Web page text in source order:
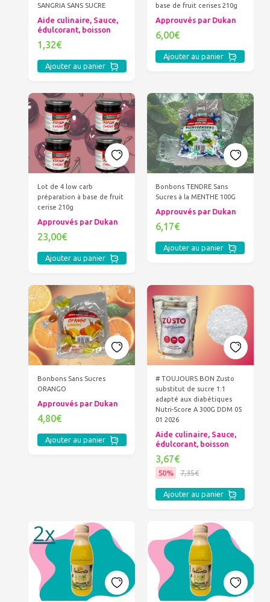
SANGRIA SANS SUCRE
Aide culinaire, Sauce,
édulcorant, boisson
1,32€
Ajouter au panier
base de fruit cerises 210g
Approuvés par Dukan
6,00€
Ajouter au panier
Lot de 4 low carb
préparation à base de fruit
cerise 210g
Approuvés par Dukan
23,00€
Ajouter au panier
Bonbons TENDRE Sans
Sucres à la MENTHE 100G
Approuvés par Dukan
6,17€
Ajouter au panier
Bonbons Sans Sucres
ORANGO
Approuvés par Dukan
4,80€
Ajouter au panier
# TOUJOURS BON Zusto
substitut de sucre 1:1
adapté aux diabétiques
Nutri-Score A 300G DDM 05
01 2026
Aide culinaire, Sauce,
édulcorant, boisson
3,67€
50% 7,35€
Ajouter au panier